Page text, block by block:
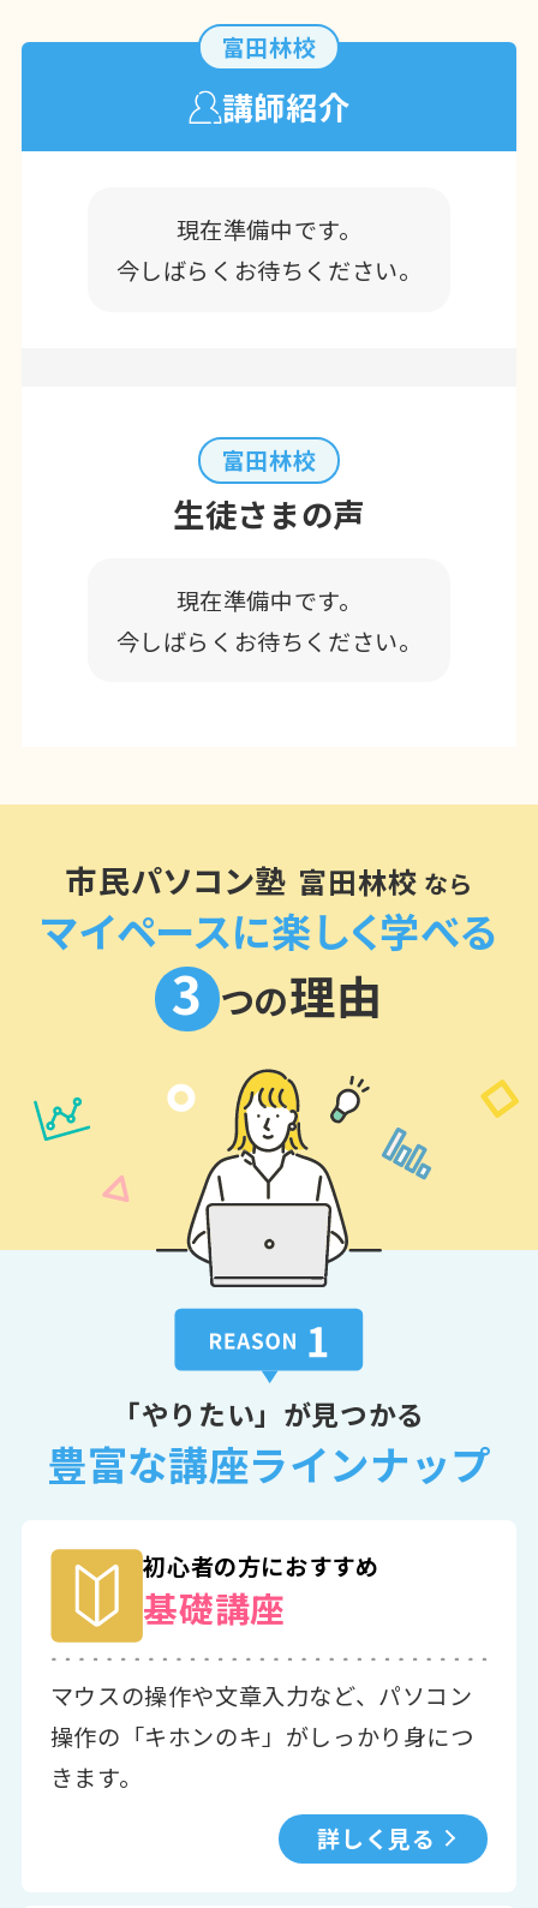
富田林校
講師紹介
現在準備中です。
今しばらくお待ちください。
富田林校
生徒さまの声
現在準備中です。
今しばらくお待ちください。
市民パソコン塾 富田林校 なら
マイペースに楽しく学べる
3 つの理由
「やりたい」が見つかる
豊富な講座ラインナップ
初心者の方におすすめ
基礎講座
マウスの操作や文章入力など、パソコン
操作の「キホンのキ」がしっかり身につ
きます。
詳しく見る